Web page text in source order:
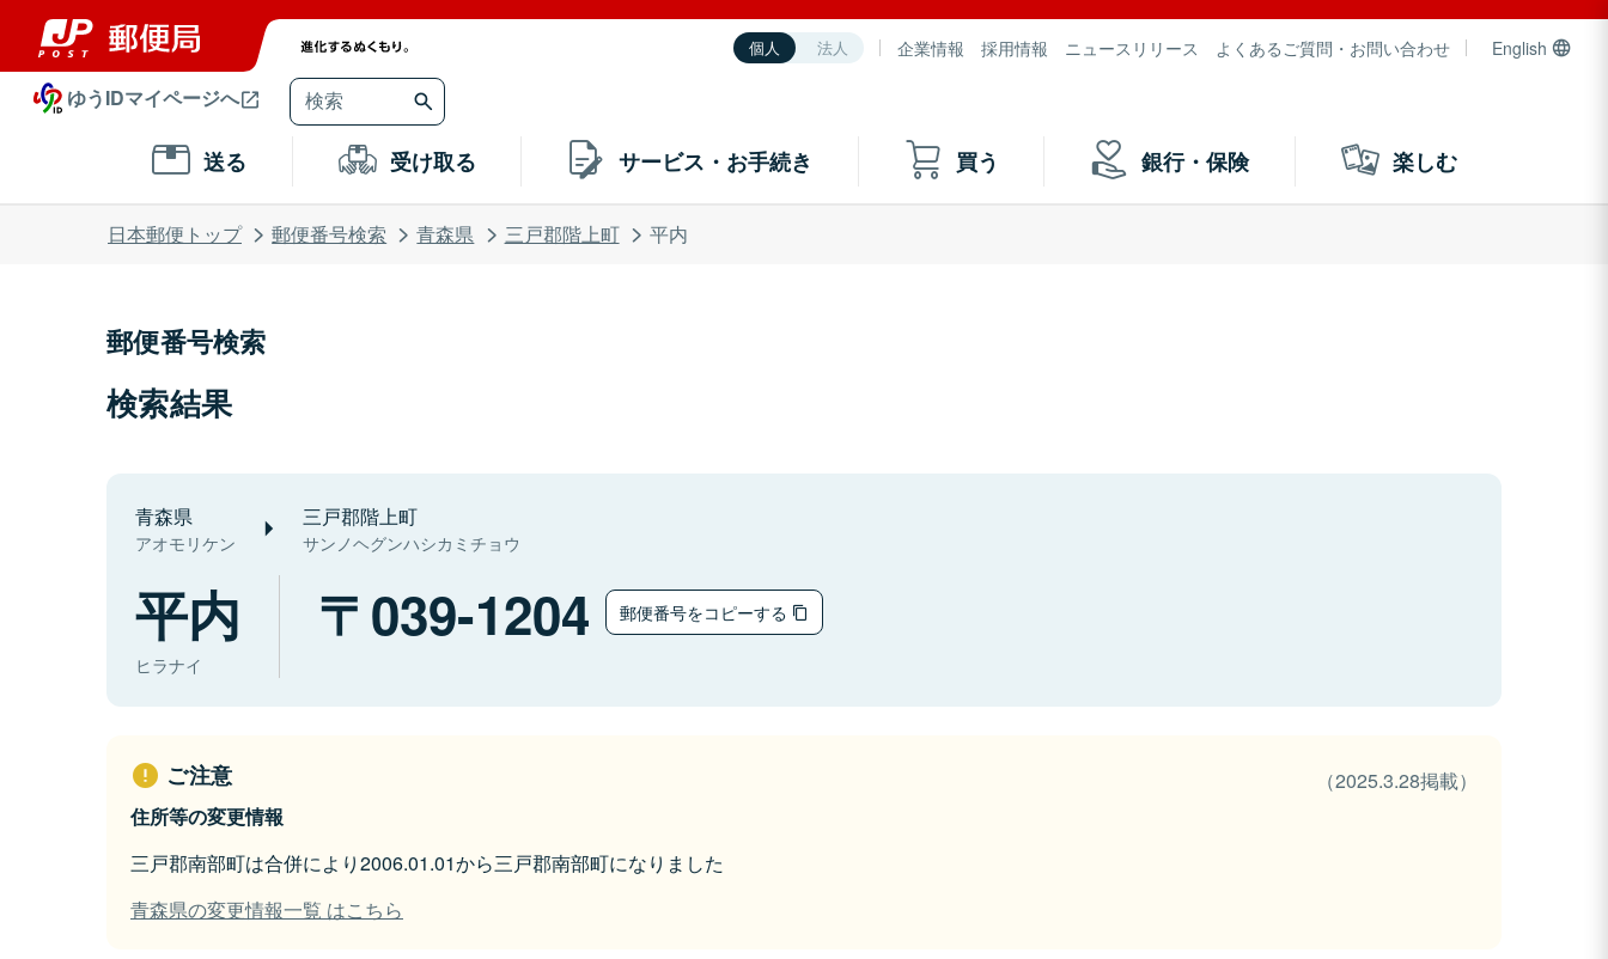
個人 法人 企業情報 採用情報 ニュースリリース よくあるご質問・お問い合わせ English
ゆうIDマイページへ
送る 受け取る サービス・お手続き 買う 銀行・保険 楽しむ
日本郵便トップ 郵便番号検索 青森県 三戸郡階上町 平内
郵便番号検索
検索結果
青森県
アオモリケン
三戸郡階上町
サンノヘグンハシカミチョウ
平内
ヒラナイ
039-1204 郵便番号をコピーする
ご注意
（2025.3.28掲載）
住所等の変更情報
三戸郡南部町は合併により2006.01.01から三戸郡南部町になりました
青森県の変更情報一覧 はこちら